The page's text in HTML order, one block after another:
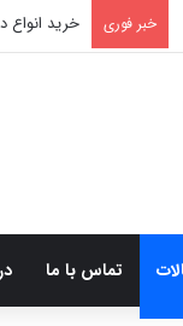
خبر فوری خرید انواع
تماس با ما